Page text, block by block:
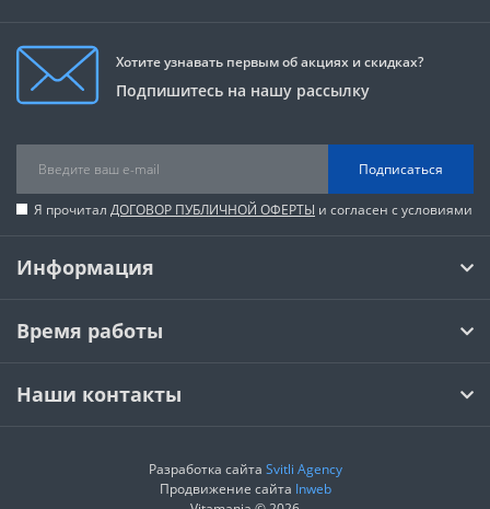
Хотите узнавать первым об акциях и скидках?
Подпишитесь на нашу рассылку
Подписаться
Я прочитал ДОГОВОР ПУБЛИЧНОЙ ОФЕРТЫ и согласен с условиями
Информация
Время работы
Наши контакты
Разработка сайта Svitli Agency
Продвижение сайта Inweb